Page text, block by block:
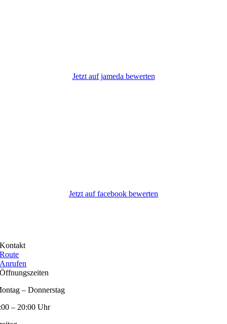
Jetzt auf jameda bewerten
Jetzt auf facebook bewerten
Kontakt
Route
Anrufen
Öffnungszeiten
– Donnerstag
– 20:00 Uhr